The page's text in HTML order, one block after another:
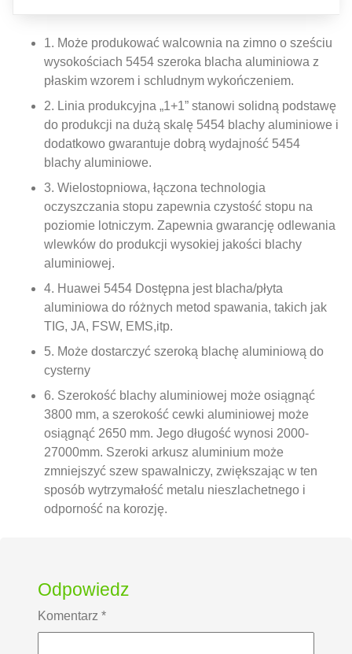
1. Może produkować walcownia na zimno o sześciu
wysokościach 5454 szeroka blacha aluminiowa z
płaskim wzorem i schludnym wykończeniem.
2. Linia produkcyjna „1+1” stanowi solidną podstawę
do produkcji na dużą skalę 5454 blachy aluminiowe i
dodatkowo gwarantuje dobrą wydajność 5454
blachy aluminiowe.
3. Wielostopniowa, łączona technologia
oczyszczania stopu zapewnia czystość stopu na
poziomie lotniczym. Zapewnia gwarancję odlewania
wlewków do produkcji wysokiej jakości blachy
aluminiowej.
4. Huawei 5454 Dostępna jest blacha/płyta
aluminiowa do różnych metod spawania, takich jak
TIG, JA, FSW, EMS,itp.
5. Może dostarczyć szeroką blachę aluminiową do
cysterny
6. Szerokość blachy aluminiowej może osiągnąć
3800 mm, a szerokość cewki aluminiowej może
osiągnąć 2650 mm. Jego długość wynosi 2000-
27000mm. Szeroki arkusz aluminium może
zmniejszyć szew spawalniczy, zwiększając w ten
sposób wytrzymałość metalu nieszlachetnego i
odporność na korozję.
Odpowiedz
Komentarz *